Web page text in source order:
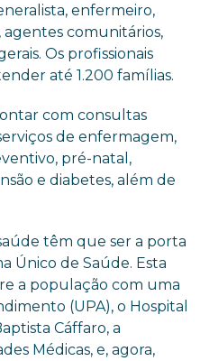
enfermeiro,
comunitários,
Os profissionais
até 1.200 famílias.
com consultas
de enfermagem,
pré-natal,
e diabetes, além de
têm que ser a porta
Único de Saúde. Esta
a população com uma
(UPA), o Hospital
Cáffaro, a
Médicas, e, agora,